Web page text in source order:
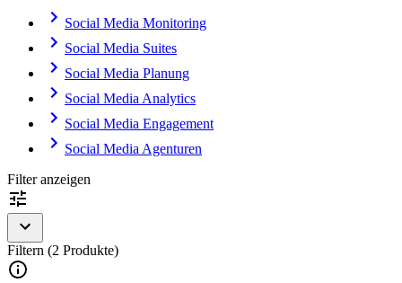
Social Media Monitoring
Social Media Suites
Social Media Planung
Social Media Analytics
Social Media Engagement
Social Media Agenturen
Filter anzeigen
Filtern (2 Produkte)